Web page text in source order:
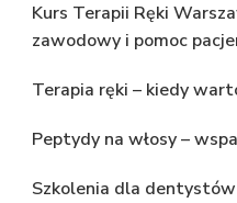
Kurs Terapii Ręki
zawodowy i pomoc
Terapia ręki – kiedy
Peptydy na włosy –
Szkolenia dla